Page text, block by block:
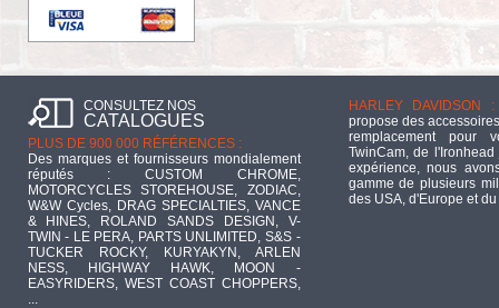
CONSULTEZ NOS
CATALOGUES
PLUS DE 900 000 RÉFÉRENCES :
Des marques et fournisseurs mondialement
réputés : CUSTOM CHROME,
MOTORCYCLES STOREHOUSE, ZODIAC,
W&W Cycles, DRAG SPECIALTIES, VANCE
& HINES, ROLAND SANDS DESIGN, V-
TWIN - LE PERA, PARTS UNLIMITED, S&S -
TUCKER ROCKY, KURYAKYN, ARLEN
NESS, HIGHWAY HAWK, MOON -
EASYRIDERS, WEST COAST CHOPPERS,
...
HARLEY DAVIDSON :
propose des
remplacement pour
TwinCam, de
expérience, nous
gamme de plusieurs
des USA, d'Europe et